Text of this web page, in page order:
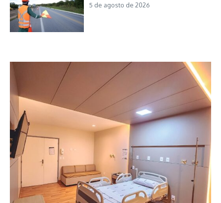
5 de agosto de 2026